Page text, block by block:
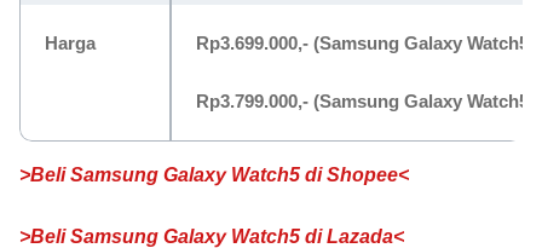
Harga Rp3.699.000,- (Samsung Galaxy Watch5
Rp3.799.000,- (Samsung Galaxy Watch5
>Beli Samsung Galaxy Watch5 di Shopee<
>Beli Samsung Galaxy Watch5 di Lazada<